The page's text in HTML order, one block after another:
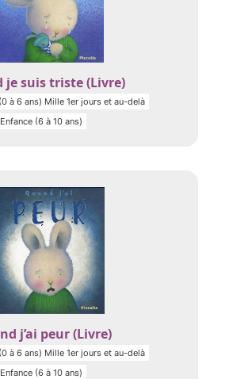
je suis triste (Livre)
à 6 ans) Mille 1er jours et au-delà
Enfance (6 à 10 ans)
j’ai peur (Livre)
à 6 ans) Mille 1er jours et au-delà
Enfance (6 à 10 ans)